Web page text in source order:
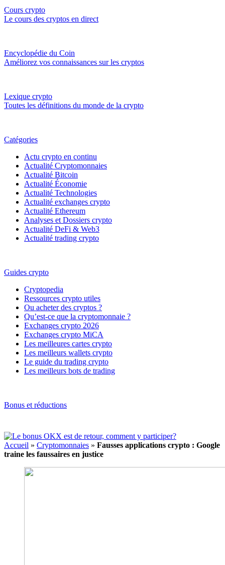
Cours crypto
Le cours des cryptos en direct
Encyclopédie du Coin
Améliorez vos connaissances sur les cryptos
Lexique crypto
Toutes les définitions du monde de la crypto
Catégories
Actu crypto en continu
Actualité Cryptomonnaies
Actualité Bitcoin
Actualité Économie
Actualité Technologies
Actualité exchanges crypto
Actualité Ethereum
Analyses et Dossiers crypto
Actualité DeFi & Web3
Actualité trading crypto
Guides crypto
Cryptopedia
Ressources crypto utiles
Ou acheter des cryptos ?
Qu’est-ce que la cryptomonnaie ?
Exchanges crypto 2026
Exchanges crypto MiCA
Les meilleures cartes crypto
Les meilleurs wallets crypto
Le guide du trading crypto
Les meilleurs bots de trading
Bonus et réductions
Accueil » Cryptomonnaies » Fausses applications crypto : Google
traine les faussaires en justice